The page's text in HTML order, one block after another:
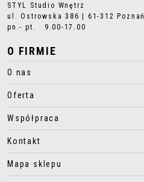
STYL Studio Wnętrz
ul. Ostrowska 386 | 61-312 Poznań
pn.- pt. 9.00-17.00
O FIRMIE
O nas
Oferta
Współpraca
Kontakt
Mapa sklepu